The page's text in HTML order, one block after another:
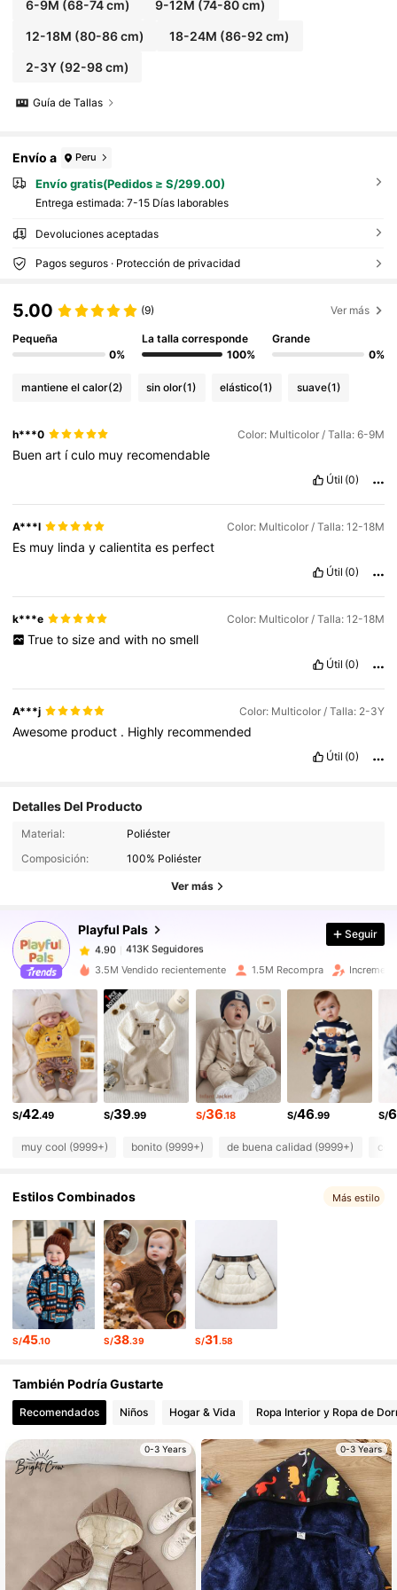
6-9M (68-74 cm) 9-12M (74-80 cm)
12-18M (80-86 cm) 18-24M (86-92 cm)
2-3Y(92-98 cm)
Guía de Tallas
Envío a Peru
Envío gratis(Pedidos ≥ S/299.00)
Entrega estimada: 7-15 Días laborables
Devoluciones aceptadas
Pagos seguros · Protección de privacidad
5.00 (9) Ver más
Pequeña
0%
La talla corresponde
100%
Grande
0%
mantiene el calor(2) sin olor(1) elástico(1) suave(1)
h***0 Color: Multicolor / Talla: 6-9M
Buenart ículo muy recomendable
Útil (0)
A***l Color: Multicolor / Talla: 12-18M
Es muy lindaycalientitaes perfect
Útil (0)
k***e Color: Multicolor / Talla: 12-18M
True to size and with no smell
Útil (0)
A***j Color: Multicolor / Talla: 2-3Y
Awesome product . Highly recommended
Útil (0)
Detalles Del Producto
Material:
Poliéster
Composición:
100% Poliéster
Ver más
Playful Pals
413K Seguidores
413K Seguidores
413K Seguidores
4.90
4.90 413K Seguidores
4.90 413K Seguidores
4.90 413K Seguidores
413K Seguidores
4.90 413K Seguidores
4.90 413K Seguidores
4.90 413K Seguidores
Seguir
3.5M Vendido recientemente 1.5M Recompra
S/42.49 S/39.99 S/36.18 S/46.99 S/
muy cool (9999+) bonito (9999+) de buena calidad (9999+)
Estilos Combinados Más estilo
S/45.10 S/38.39 S/31.58
También Podría Gustarte
Recomendados Niños Hogar & Vida Ropa Interior y Ropa de
0-3 Years 0-3 Years